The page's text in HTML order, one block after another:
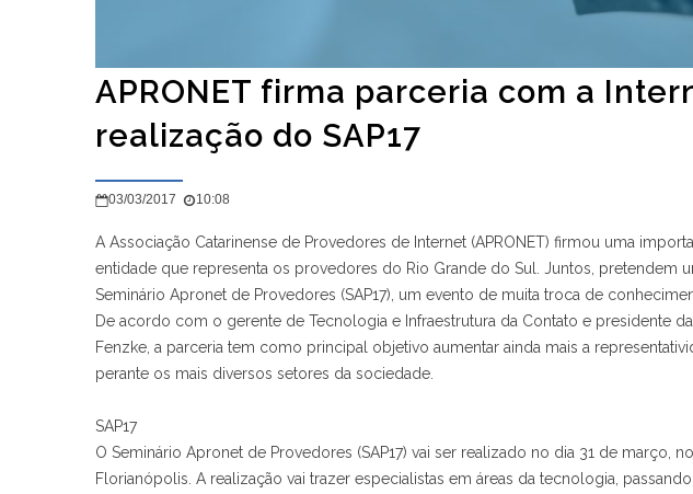
APRONET firma parceria com a
realização do SAP17
03/03/2017 10:08
A Associação Catarinense de Provedores de Internet (APRONET) firmou uma
entidade que representa os provedores do Rio Grande do Sul. Juntos, pretendem
Seminário Apronet de Provedores (SAP17), um evento de muita troca de
De acordo com o gerente de Tecnologia e Infraestrutura da Contato e presidente
Fenzke, a parceria tem como principal objetivo aumentar ainda mais a
perante os mais diversos setores da sociedade.
SAP17
O Seminário Apronet de Provedores (SAP17) vai ser realizado no dia 31 de março,
Florianópolis. A realização vai trazer especialistas em áreas da tecnologia,